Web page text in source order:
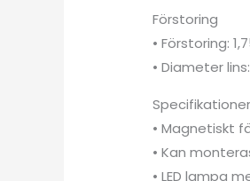
Förstoring
• Förstoring:
• Diameter
Specifikationer
• Magnetiskt
• Kan
• LED lampa